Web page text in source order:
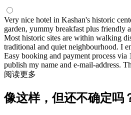
Very nice hotel in Kashan's historic
garden, yummy breakfast plus friendly
Most historic sites are within walking
traditional and quiet neighbourhood. I
Easy booking and payment process via
publish my name and e-mail-address.
阅读更多
像这样，但还不确定吗